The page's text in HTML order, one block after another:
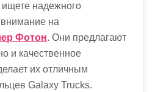
надежного
на
Фотон. Они предлагают
и качественное
их отличным
Galaxy Trucks.